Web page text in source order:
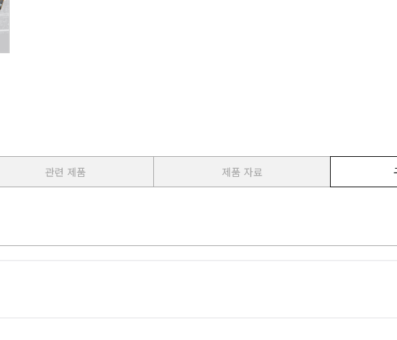
관련 제품 제품 자료